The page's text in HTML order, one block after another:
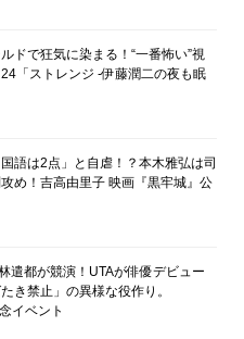
ドで狂気に染まる！“一番怖い”視
「ストレンジ -伊藤潤二の夜も眠
語は2点」と自虐！？本木雅弘は司
め！吉高由里子 映画『黒牢城』公
遣都が競演！UTAが俳優デビュー
き禁止」の異様な役作り。
イベント